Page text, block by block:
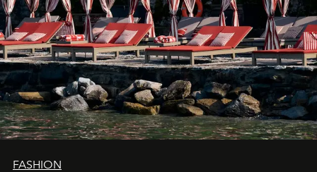
FASHION